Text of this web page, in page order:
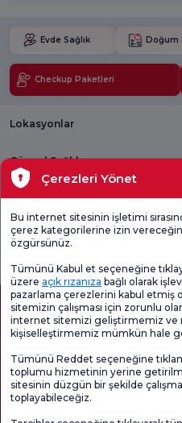
Evde Sağlık Doğum
Checkup Paketleri
Lokasyonlar
Güncel Sağlık
Tıbbi Birimler
Genel
Memnuniyet
Çerezleri Yönet
Bu internet sitesinin işletimi
çerez kategorilerine izin
özgürsünüz.
Tümünü Kabul et seçeneğine
üzere açık rızanıza bağlı olarak
pazarlama çerezlerini kabul etmiş
sitemizin çalışması için zorunlu
internet sitemizi geliştirmemiz ve
kişiselleştirmemiz mümkün hale
Tümünü Reddet seçeneğine
toplumu hizmetinin yerine
sitesinin düzgün bir şekilde
toplayabileceğiz.